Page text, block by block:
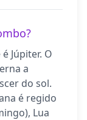
Júpiter. O
a
do sol.
é regido
Lua